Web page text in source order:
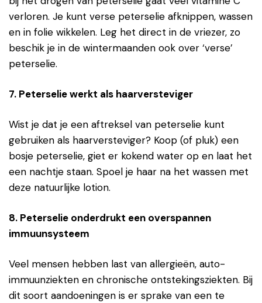
verloren. Je kunt verse peterselie afknippen, wassen
en in folie wikkelen. Leg het direct in de vriezer, zo
beschik je in de wintermaanden ook over ‘verse’
peterselie.
7. Peterselie werkt als haarversteviger
Wist je dat je een aftreksel van peterselie kunt
gebruiken als haarversteviger? Koop (of pluk) een
bosje peterselie, giet er kokend water op en laat het
een nachtje staan. Spoel je haar na het wassen met
deze natuurlijke lotion.
8. Peterselie onderdrukt een overspannen
immuunsysteem
Veel mensen hebben last van allergieën, auto-
immuunziekten en chronische ontstekingsziekten. Bij
dit soort aandoeningen is er sprake van een te